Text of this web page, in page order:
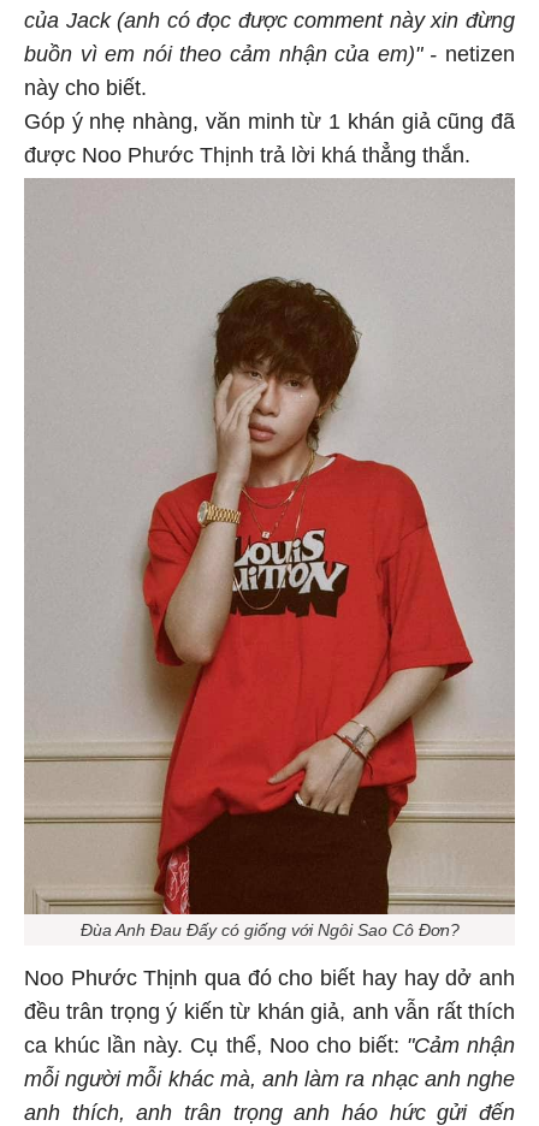
của Jack (anh có đọc được comment này xin đừng
buồn vì em nói theo cảm nhận của em)" - netizen
này cho biết.
Góp ý nhẹ nhàng, văn minh từ 1 khán giả cũng đã
được Noo Phước Thịnh trả lời khá thẳng thắn.
Đùa Anh Đau Đấy có giống với Ngôi Sao Cô Đơn?
Noo Phước Thịnh qua đó cho biết hay hay dở anh
đều trân trọng ý kiến từ khán giả, anh vẫn rất thích
ca khúc lần này. Cụ thể, Noo cho biết: "Cảm nhận
mỗi người mỗi khác mà, anh làm ra nhạc anh nghe
anh thích, anh trân trọng anh háo hức gửi đến